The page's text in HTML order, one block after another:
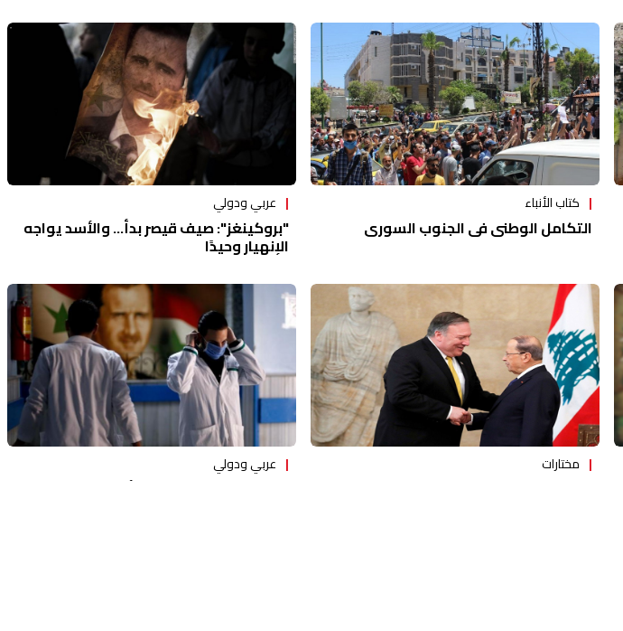
كتاب الأنباء
التكامل الوطني في الجنوب السوري
عربي ودولي
"بروكينغز": صيف قيصر بدأ... والأسد يواجه
الإنهيار وحيدًا
مختارات عربي ودولي